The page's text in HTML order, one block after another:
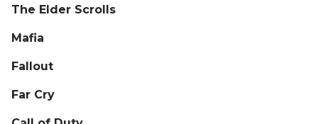
The Elder Scrolls
Mafia
Fallout
Far Cry